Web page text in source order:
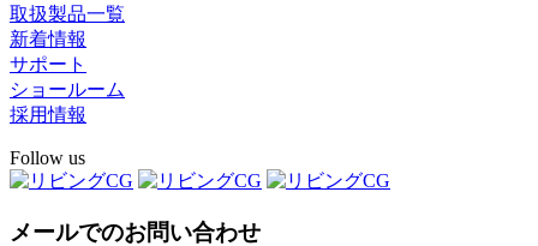
取扱製品一覧
新着情報
サポート
ショールーム
採用情報
Follow us
メールでのお問い合わせ